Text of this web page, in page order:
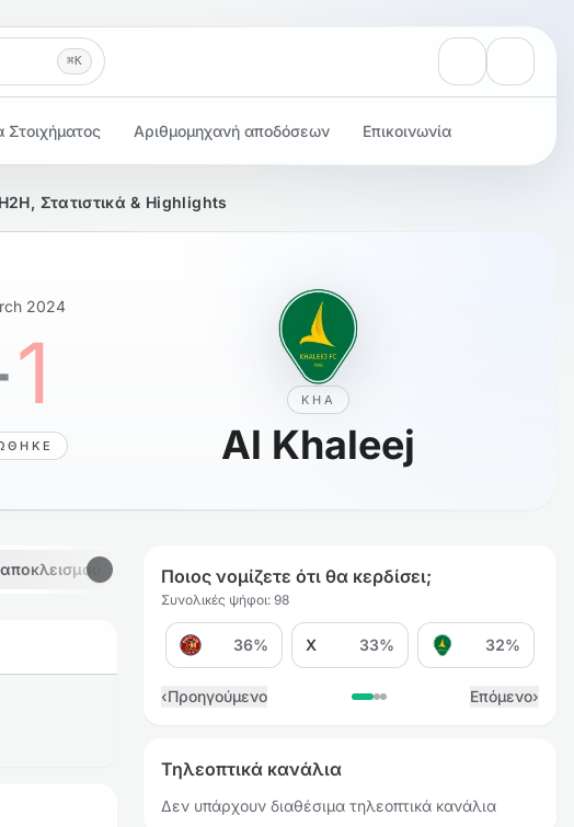
⌘K Προβολή
Στοιχήματος Αριθμομηχανή αποδόσεων Επικοινωνία
Στατιστικά & Highlights
2024
1 KHA
Al Khaleej
Ενδεκάδες Σχετικά Προγνωστικά
Ποιος νομίζετε ότι θα κερδίσει;
Συνολικές ψήφοι: 98
36% X 33% 32%
‹Προηγούμενο Επόμενο›
Τηλεοπτικά κανάλια
Δεν υπάρχουν διαθέσιμα τηλεοπτικά κανάλια